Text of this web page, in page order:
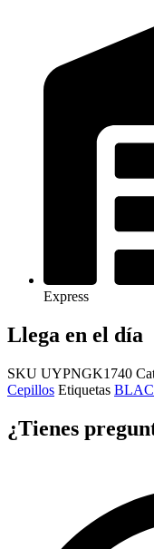
Express
Llega en el día
SKU UYPNGK1740
Cepillos Etiquetas
¿Tienes